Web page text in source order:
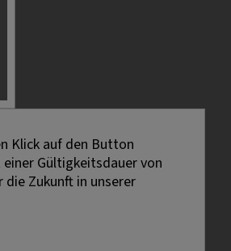
alle Geschlechter.
Klick auf den Button
Gültigkeitsdauer von
Zukunft in unserer